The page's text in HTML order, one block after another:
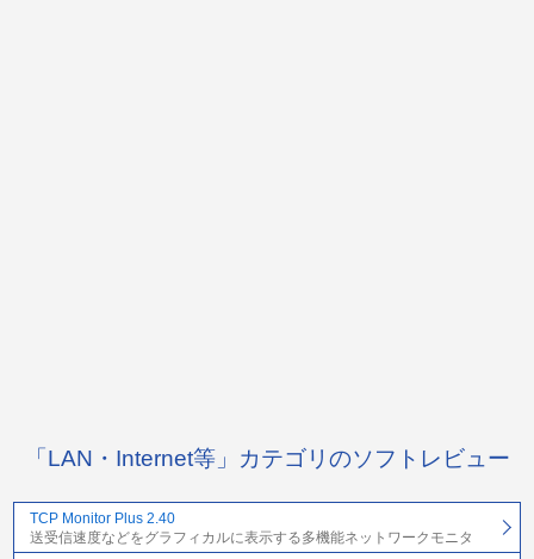
「LAN・Internet等」カテゴリのソフトレビュー
TCP Monitor Plus 2.40
送受信速度などをグラフィカルに表示する多機能ネットワークモニタ